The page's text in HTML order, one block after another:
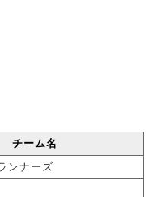
チーム名
ンナーズ